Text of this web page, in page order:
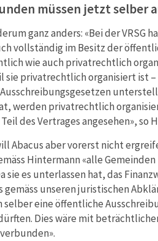
müssen jetzt selber
ganz anders: «Bei der VRSG
vollständig im Besitz der
wie auch privatrechtlich
sie privatrechtlich organisiert ist
werden privatrechtlich
des Vertrages angesehen», so
Abacus aber vorerst nicht
Hintermann «alle
sie es unterlassen hat, das
gemäss unseren juristischen
selber eine öffentliche
Dies wäre mit